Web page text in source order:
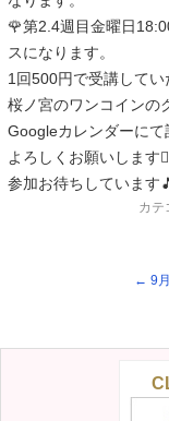
🌹第2.4週目金曜日
スになります。
1回500円で受講してい
桜ノ宮のワンコインの
Googleカレンダーにて
よろしくお願いします
参加お待ちしています
カテ
← 9